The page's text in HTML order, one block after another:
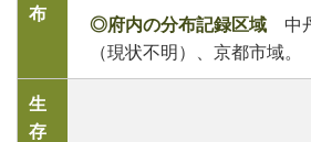
布
◎府内の分布記録区域 中
（現状不明）、京都市域。
生
存